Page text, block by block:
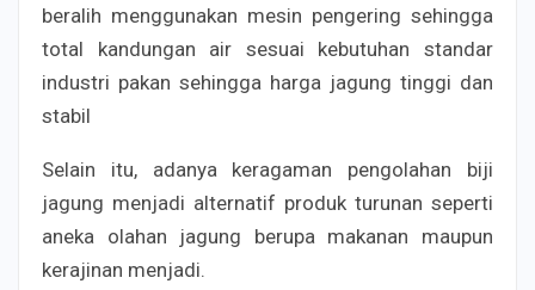
beralih menggunakan mesin pengering sehingga
total kandungan air sesuai kebutuhan standar
industri pakan sehingga harga jagung tinggi dan
stabil
Selain itu, adanya keragaman pengolahan biji
jagung menjadi alternatif produk turunan seperti
aneka olahan jagung berupa makanan maupun
kerajinan menjadi.